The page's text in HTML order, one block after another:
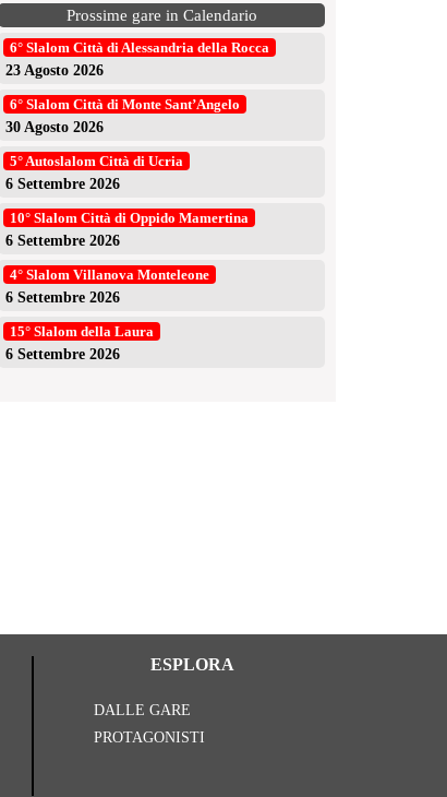
Prossime gare in Calendario
6° Slalom Città di Alessandria della Rocca
23 Agosto 2026
6° Slalom Città di Monte Sant’Angelo
30 Agosto 2026
5° Autoslalom Città di Ucria
6 Settembre 2026
10° Slalom Città di Oppido Mamertina
6 Settembre 2026
4° Slalom Villanova Monteleone
6 Settembre 2026
15° Slalom della Laura
6 Settembre 2026
ESPLORA
DALLE GARE
PROTAGONISTI